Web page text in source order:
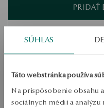
SÚHLAS
Táto webstránka používa
Na prispôsobenie obsahu
sociálnych médií a
PRIDAŤ
Bezplatné vrátenie tovaru do
PODROBNOSTI